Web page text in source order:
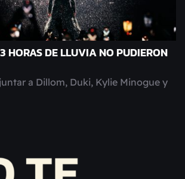
HORAS DE LLUVIA NO PUDIERON
a Dillom, Duki, Kylie Minogue y